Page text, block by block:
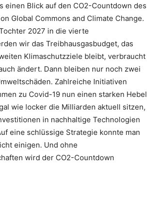
einen Blick auf den CO2-Countdown des
Global Commons and Climate Change.
2027 in die vierte
wir das Treibhausgasbudget, das
Klimaschutzziele bleibt, verbraucht
ändert. Dann bleiben nur noch zwei
Zahlreiche Initiativen
zu Covid-19 nun einen starken Hebel
wie locker die Milliarden aktuell sitzen,
in nachhaltige Technologien
eine schlüssige Strategie konnte man
einigen. Und ohne
wird der CO2-Countdown